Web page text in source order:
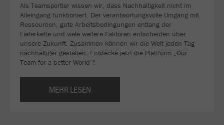
Als Teamsportler wissen wir, dass Nachhaltigkeit nicht im
Alleingang funktioniert. Der verantwortungsvolle Umgang mit
Ressourcen, gute Arbeitsbedingungen entlang der
Lieferkette und viele weitere Faktoren entscheiden über
unsere Zukunft. Zusammen können wir die Welt jeden Tag
nachhaltiger gestalten. Entdecke jetzt die Plattform „Our
Team for a better World“!
MEHR LESEN